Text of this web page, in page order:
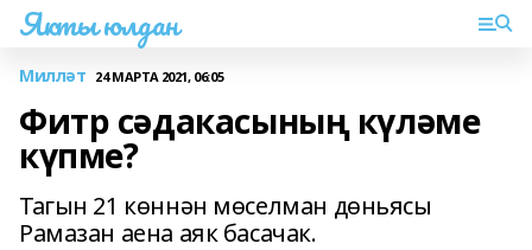
Якты юлдан
Милләт 24 МАРТА 2021, 06:05
Фитр сәдакасының күләме
күпме?
Тагын 21 көннән мөселман дөньясы
Рамазан аена аяк басачак.